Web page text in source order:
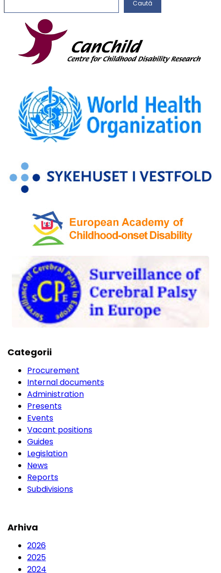
a
Caută
Categorii
Procurement
Internal documents
Administration
Presents
Events
Vacant positions
Guides
Legislation
News
Reports
Subdivisions
Arhiva
2026
2025
2024